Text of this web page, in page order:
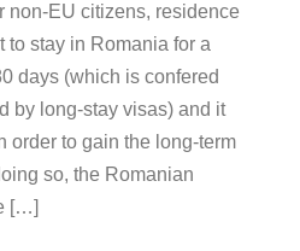
non-EU citizens, residence
to stay in Romania for a
days (which is confered
by long-stay visas) and it
order to gain the long-term
so, the Romanian
[…]